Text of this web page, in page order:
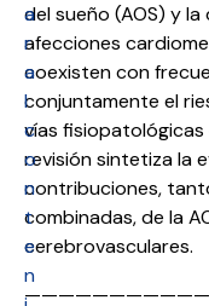
a
r
a
l
c
o
n
t
e
n
del sueño (AOS) y
afecciones
coexisten con
conjuntamente el
vías
revisión sintetiza la
contribuciones,
combinadas, de la
cerebrovasculares.